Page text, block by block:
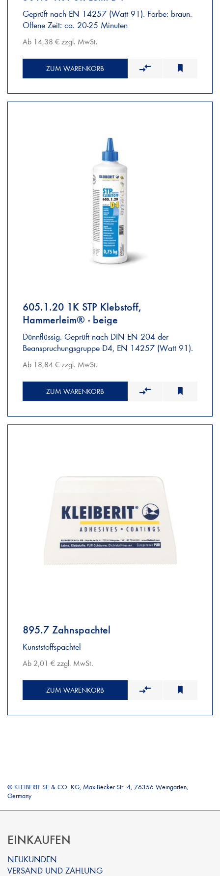
Geprüft nach EN 14257 (Watt 91). Farbe: braun.
Offene Zeit: ca. 20-25 Minuten
Ab 14,38 € zzgl. MwSt.
ZUM WARENKORB
605.1.20 1K STP Klebstoff,
Hammerleim® - beige
Dünnflüssig. Geprüft nach DIN EN 204 der
Beanspruchungsgruppe D4, EN 14257 (Watt 91).
Ab 18,84 € zzgl. MwSt.
ZUM WARENKORB
895.7 Zahnspachtel
Kunststoffspachtel
Ab 2,01 € zzgl. MwSt.
ZUM WARENKORB
© KLEIBERIT SE & CO. KG, Max-Becker-Str. 4, 76356 Weingarten,
Germany
EINKAUFEN
NEUKUNDEN
VERSAND UND ZAHLUNG